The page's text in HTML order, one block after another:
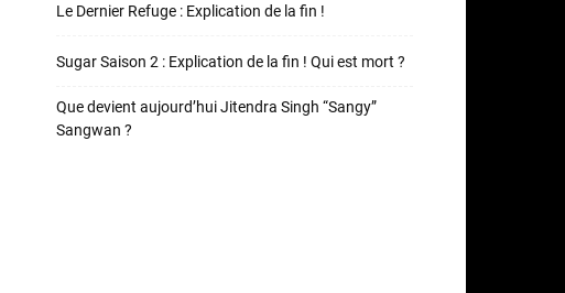
Le Dernier Refuge : Explication de la fin !
Sugar Saison 2 : Explication de la fin ! Qui est mort ?
Que devient aujourd’hui Jitendra Singh “Sangy”
Sangwan ?